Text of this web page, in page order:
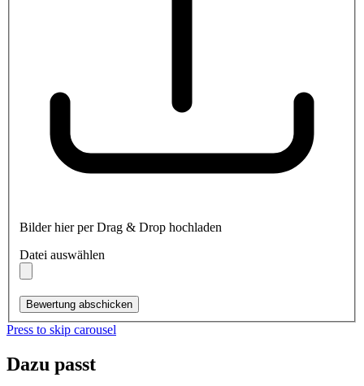
Bilder hier per Drag & Drop hochladen
Datei auswählen
Bewertung abschicken
Press to skip carousel
Dazu passt